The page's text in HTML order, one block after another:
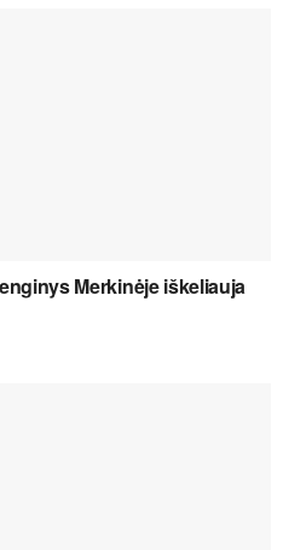
Merkinėje iškeliauja